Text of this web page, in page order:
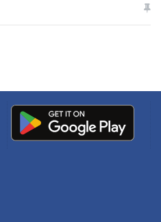
कराया जाएगा।
by administration
खाई में धक्का… आरोपियों ने